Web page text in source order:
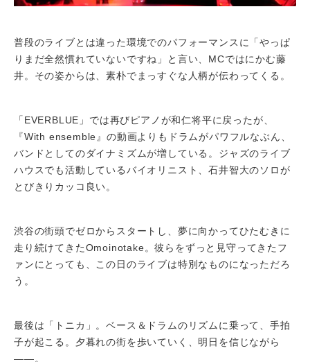
普段のライブとは違った環境でのパフォーマンスに「やっぱ
りまだ全然慣れていないですね」と言い、MCではにかむ藤
井。その姿からは、素朴でまっすぐな人柄が伝わってくる。
「EVERBLUE」では再びピアノが和仁将平に戻ったが、
『With ensemble』の動画よりもドラムがパワフルなぶん、
バンドとしてのダイナミズムが増している。ジャズのライブ
ハウスでも活動しているバイオリニスト、石井智大のソロが
とびきりカッコ良い。
渋谷の街頭でゼロからスタートし、夢に向かってひたむきに
走り続けてきたOmoinotake。彼らをずっと見守ってきたフ
ァンにとっても、この日のライブは特別なものになっただろ
う。
最後は「トニカ」。ベース＆ドラムのリズムに乗って、手拍
子が起こる。夕暮れの街を歩いていく、明日を信じながら
――。